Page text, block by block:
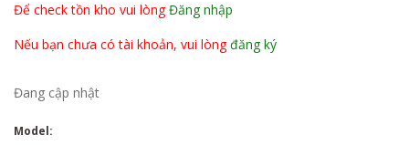
Để check tồn kho vui lòngĐăng nhập
Nếu bạn chưa có tài khoản, vui lòngđăng ký
Đang cập nhật
Model: